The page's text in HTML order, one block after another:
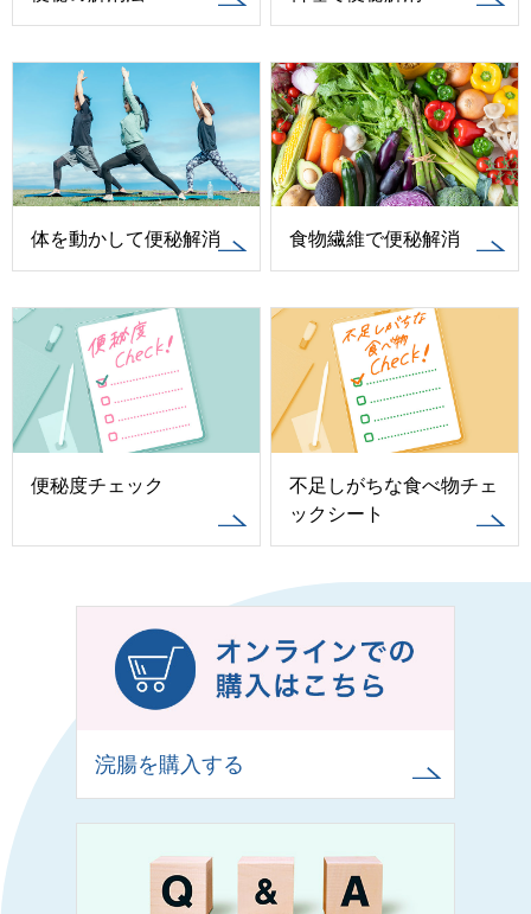
体を動かして便秘解消 食物繊維で便秘解消
便秘度チェック
不足しがちな食べ物チェ
ックシート
浣腸を購入する